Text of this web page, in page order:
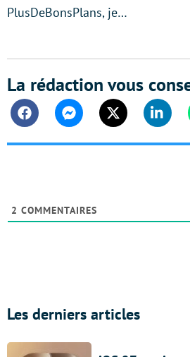
PlusDeBonsPlans, je…
La rédaction vous
FacebookMessengerTwitter
2 COMMENTAIRES
Les derniers articles